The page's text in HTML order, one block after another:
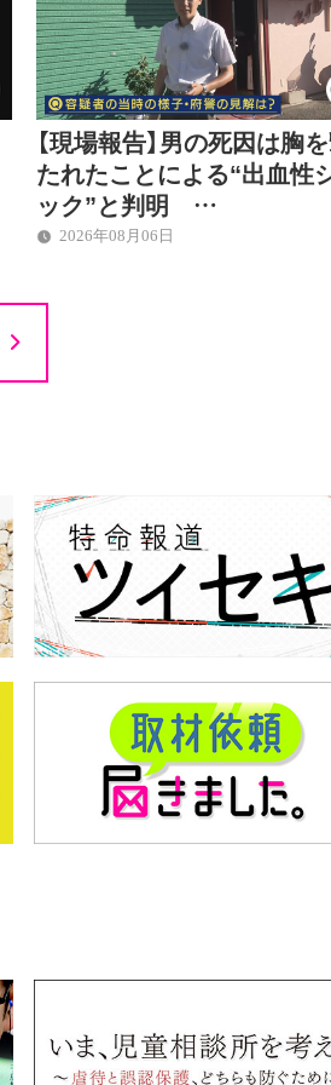
【現場報告】男の死因は胸
たれたことによる“出血性
ック”と判明 …
2026年08月06日